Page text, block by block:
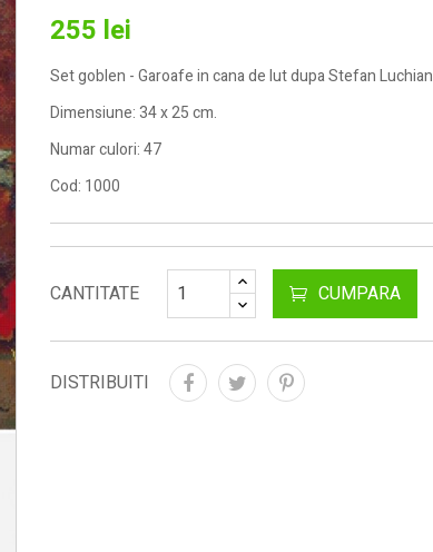
255 lei
Set goblen - Garoafe in cana de lut dupa Stefan Luchian
Dimensiune: 34 x 25 cm.
Numar culori: 47
Cod: 1000
CANTITATE CUMPARA
DISTRIBUITI